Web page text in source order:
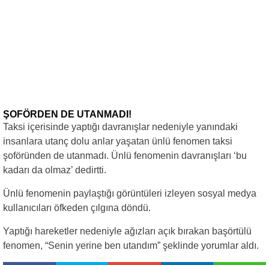
ŞOFÖRDEN DE UTANMADI!
Taksi içerisinde yaptığı davranışlar nedeniyle yanındaki
insanlara utanç dolu anlar yaşatan ünlü fenomen taksi
şoföründen de utanmadı. Ünlü fenomenin davranışları ‘bu
kadarı da olmaz’ dedirtti.
Ünlü fenomenin paylaştığı görüntüleri izleyen sosyal medya
kullanıcıları öfkeden çılgına döndü.
Yaptığı hareketler nedeniyle ağızları açık bırakan başörtülü
fenomen, “Senin yerine ben utandım” şeklinde yorumlar aldı.